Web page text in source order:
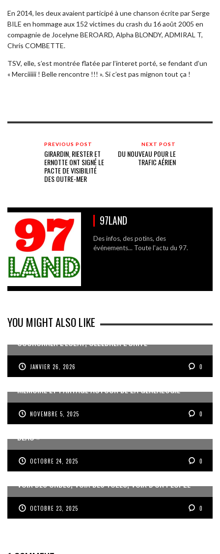
En 2014, les deux avaient participé à une chanson écrite par Serge
BILE en hommage aux 152 victimes du crash du 16 août 2005 en
compagnie de Jocelyne BEROARD, Alpha BLONDY, ADMIRAL T,
Chris COMBETTE.
TSV, elle, s’est montrée flatée par l’interet porté, se fendant d’un
« Merciiiiii ! Belle rencontre !!! ». Si c’est pas mignon tout ça !
PREVIOUS POST
GIRARDIN, RIESTER ET
ERNOTTE ONT SIGNÉ LE
PACTE DE VISIBILITÉ
DES OUTRE-MER
NEXT POST
DU NOUVEAU POUR LE
TRAFIC AÉRIEN
97LAND
Des infos, des potins, des
événements... Toute l'actu du 97.
YOU MIGHT ALSO LIKE
COURONNER L’ÉCLAT, CÉLÉBRER L’UNITÉ
JANVIER 26, 2026 0
MÉMOIRE ET PARTAGE AUTOUR DE LA GÉNÉALOGIE
NOVEMBRE 5, 2025 0
JEAN-PIERRE VOLET : « L’OBJECTIF EST DE PRODUIRE DU
BEAU »
OCTOBRE 24, 2025 0
VOIX DES ONDES, VOIX DES YOLES, VOIX D’UN PEUPLE
OCTOBRE 23, 2025 0